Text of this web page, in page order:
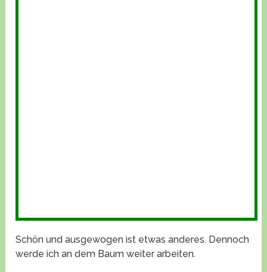
Schön und ausgewogen ist etwas anderes. Dennoch
werde ich an dem Baum weiter arbeiten.